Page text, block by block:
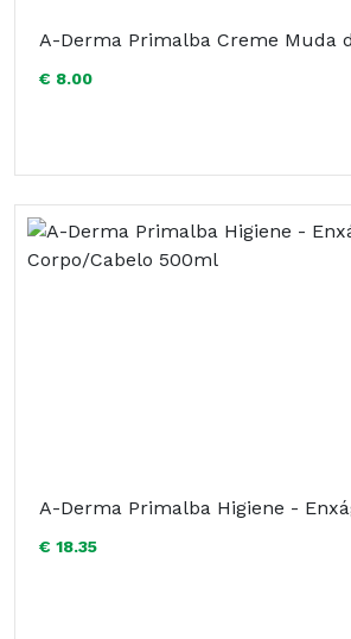
A-Derma Primalba Creme Muda
€ 8.00
€ 18.35